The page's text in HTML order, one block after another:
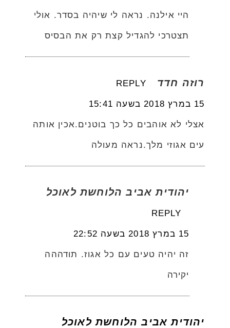
היי אילנה. נראה לי שיהיה בסדר. אולי
תצטרכי להגדיל קצת רק את הבסיס
רוזה חדד REPLY
15 במרץ 2018 בשעה 15:41
אצלי לא אוהבים כל כך בוטנים.אכין אותה
עים אגוזי מלך.נראה מעולה
יהודית אביב הלוחשת לאוכל
REPLY
15 במרץ 2018 בשעה 22:52
זה יהיה טעים עם כל אגוז. תודההה
יקירה
יהודית אביב הלוחשת לאוכל